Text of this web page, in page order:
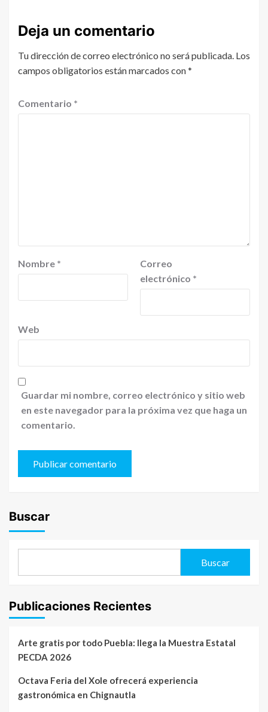
Deja un comentario
Tu dirección de correo electrónico no será publicada. Los
campos obligatorios están marcados con*
Comentario *
Nombre *
Correo
electrónico *
Web
Guardar mi nombre, correo electrónico y sitio web
en este navegador para la próxima vez que haga un
comentario.
Buscar
Buscar
Publicaciones Recientes
Arte gratis por todo Puebla: llega la Muestra Estatal
PECDA 2026
Octava Feria del Xole ofrecerá experiencia
gastronómica en Chignautla